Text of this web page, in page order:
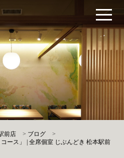
前店 > ブログ
>
ース」 | 全席個室 じぶんどき 松本駅前